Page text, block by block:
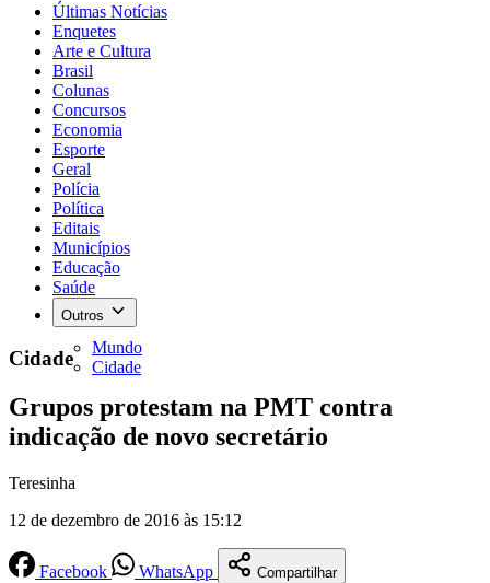
Últimas Notícias
Enquetes
Arte e Cultura
Brasil
Colunas
Concursos
Economia
Esporte
Geral
Polícia
Política
Editais
Municípios
Educação
Saúde
Outros
Mundo
Cidade
Cidade
Grupos protestam na PMT contra
indicação de novo secretário
Teresinha
12 de dezembro de 2016 às 15:12
Facebook WhatsApp Compartilhar